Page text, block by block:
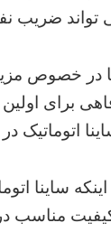
در خصوص
برای
اتوماتیک در
ساینا
کیفیت مناسب